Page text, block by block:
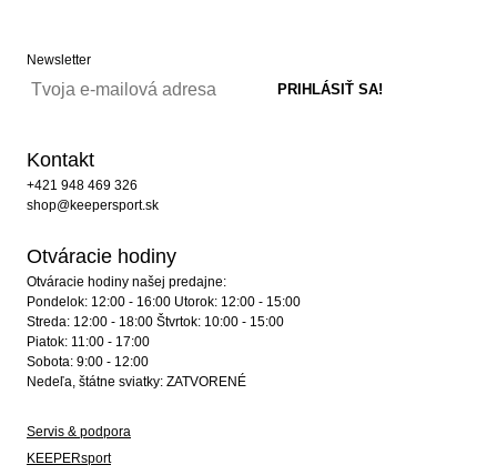
Newsletter
Kontakt
+421 948 469 326
shop@keepersport.sk
Otváracie hodiny
Otváracie hodiny našej predajne:
Pondelok: 12:00 - 16:00 Utorok: 12:00 - 15:00
Streda: 12:00 - 18:00 Štvrtok: 10:00 - 15:00
Piatok: 11:00 - 17:00
Sobota: 9:00 - 12:00
Nedeľa, štátne sviatky: ZATVORENÉ
Servis & podpora
KEEPERsport